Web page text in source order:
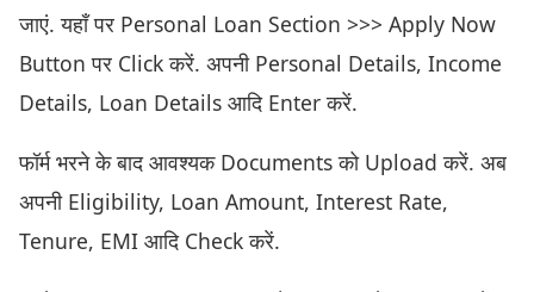
जाएं. यहाँ पर Personal Loan Section >>> Apply Now
Button पर Click करें. अपनी Personal Details, Income
Details, Loan Details आदि Enter करें.
फॉर्म भरने के बाद आवश्यक Documents को Upload करें. अब
अपनी Eligibility, Loan Amount, Interest Rate,
Tenure, EMI आदि Check करें.